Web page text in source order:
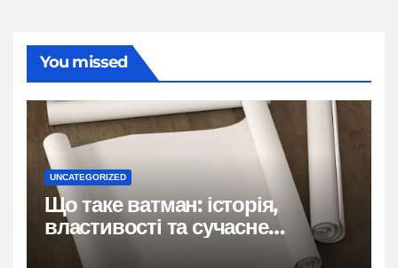
You missed
UNCATEGORIZED
Що таке ватман: історія,
властивості та сучасне
застосування